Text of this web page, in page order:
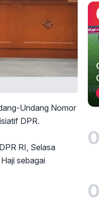
Undang Nomor
DPR.
RI, Selasa
sebagai